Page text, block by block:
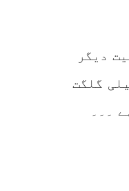
دیگر
گلگت
۔۔۔